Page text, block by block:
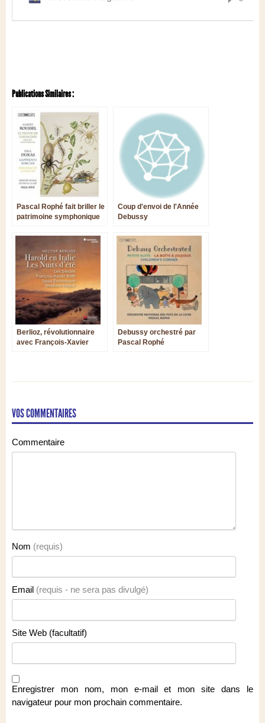
Publications Similaires :
Pascal Rophé fait briller le
patrimoine symphonique
Coup d'envoi de l'Année
Debussy
Berlioz, révolutionnaire
avec François-Xavier
Debussy orchestré par
Pascal Rophé
VOS COMMENTAIRES
Commentaire
Nom (requis)
Email (requis - ne sera pas divulgé)
Site Web (facultatif)
Enregistrer mon nom, mon e-mail et mon site dans le
navigateur pour mon prochain commentaire.